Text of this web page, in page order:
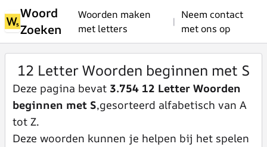
Woord
Zoeken
Woorden maken
met letters
|
Neem contact
met ons op
12 Letter Woorden beginnen met S
Deze pagina bevat 3.754 12 Letter Woorden
beginnen met S,gesorteerd alfabetisch van A
tot Z.
Deze woorden kunnen je helpen bij het spelen